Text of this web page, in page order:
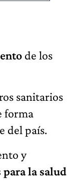
de los
sanitarios
forma
del país.
y
la salud